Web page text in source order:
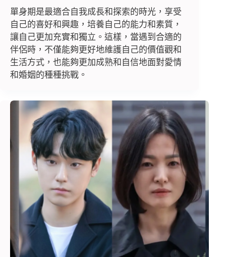
單身期是最適合自我成長和探索的時光，享受
自己的喜好和興趣，培養自己的能力和素質，
讓自己更加充實和獨立。這樣，當遇到合適的
伴侶時，不僅能夠更好地維護自己的價值觀和
生活方式，也能夠更加成熟和自信地面對愛情
和婚姻的種種挑戰。